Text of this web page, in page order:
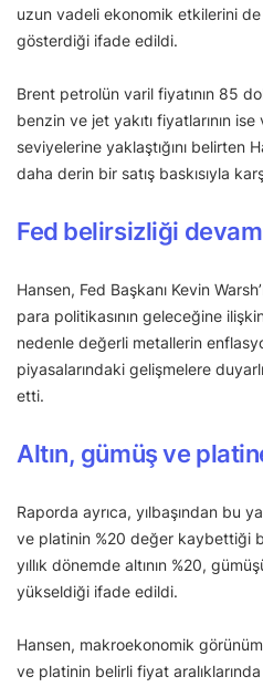
uzun vadeli ekonomik etkilerini de
gösterdiği ifade edildi.
Brent petrolün varil fiyatının 85
benzin ve jet yakıtı fiyatlarının
seviyelerine yaklaştığını belirten
daha derin bir satış baskısıyla
Fed belirsizliği
Hansen, Fed Başkanı Kevin
para politikasının geleceğine
nedenle değerli metallerin
piyasalarındaki gelişmelere
etti.
Altın, gümüş ve
Raporda ayrıca, yılbaşından bu
ve platinin %20 değer kaybettiği
yıllık dönemde altının %20,
yükseldiği ifade edildi.
Hansen, makroekonomik
ve platinin belirli fiyat